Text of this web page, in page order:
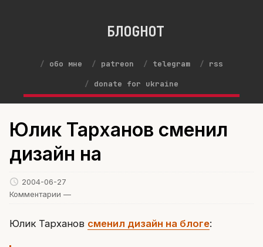
БЛОGНОТ
обо мне patreon telegram
rss
donate for ukraine
Юлик Тарханов сменил
дизайн на
2004-06-27
Комментарии —
Юлик Тарханов сменил дизайн на блоге: